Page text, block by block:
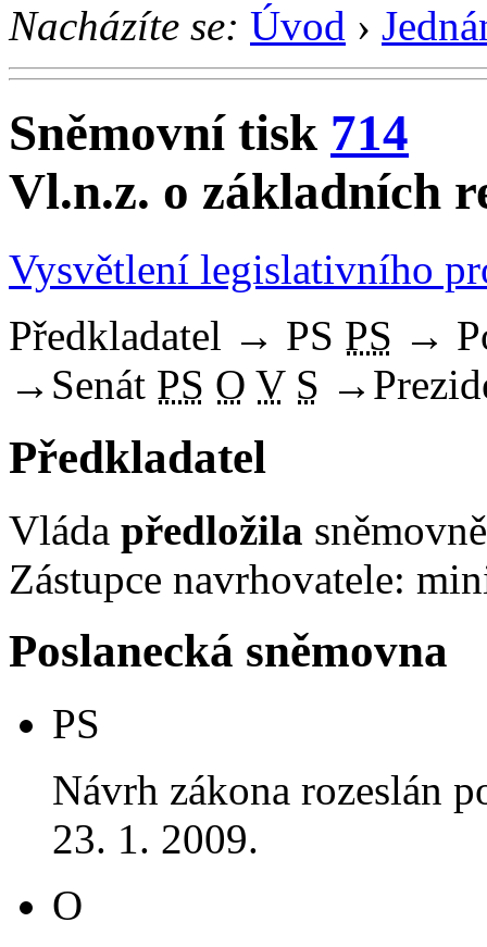
Nacházíte se: Úvod ›
Sněmovní tisk 714
Vl.n.z. o základních
Vysvětlení legislativního
Předkladatel → PS PS →
→ Senát PS O V S →
Předkladatel
Vláda předložila
Zástupce navrhovatele:
Poslanecká sněmovna
PS
Návrh zákona rozeslán
23. 1. 2009.
O